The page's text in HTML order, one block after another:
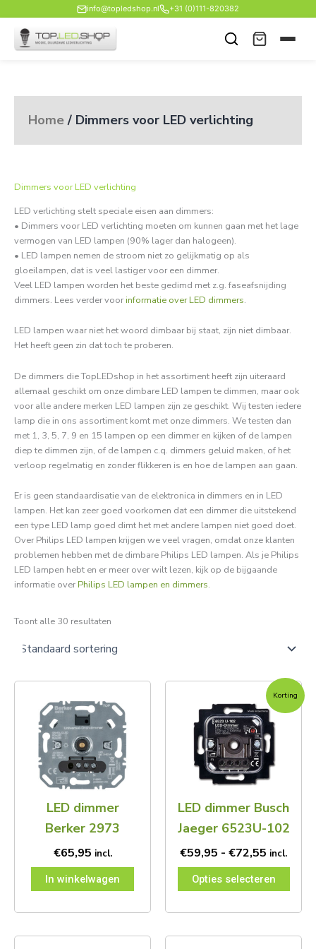
naar
inhoud
info@topledshop.nl +31 (0)111-820382
Home/ Dimmers voor LED verlichting
Dimmers voor LED verlichting
LED verlichting stelt speciale eisen aan dimmers:
• Dimmers voor LED verlichting moeten om kunnen gaan met het lage
vermogen van LED lampen (90% lager dan halogeen).
• LED lampen nemen de stroom niet zo gelijkmatig op als
gloeilampen, dat is veel lastiger voor een dimmer.
Veel LED lampen worden het beste gedimd met z.g. faseafsnijding
dimmers. Lees verder voor informatie over LED dimmers.
LED lampen waar niet het woord dimbaar bij staat, zijn niet dimbaar.
Het heeft geen zin dat toch te proberen.
De dimmers die TopLEDshop in het assortiment heeft zijn uiteraard
allemaal geschikt om onze dimbare LED lampen te dimmen, maar ook
voor alle andere merken LED lampen zijn ze geschikt. Wij testen iedere
lamp die in ons assortiment komt met onze dimmers. We testen dan
met 1, 3, 5, 7, 9 en 15 lampen op een dimmer en kijken of de lampen
diep te dimmen zijn, of de lampen c.q. dimmers geluid maken, of het
verloop regelmatig en zonder flikkeren is en hoe de lampen aan gaan.
Er is geen standaardisatie van de elektronica in dimmers en in LED
lampen. Het kan zeer goed voorkomen dat een dimmer die uitstekend
een type LED lamp goed dimt het met andere lampen niet goed doet.
Over Philips LED lampen krijgen we veel vragen, omdat onze klanten
problemen hebben met de dimbare Philips LED lampen. Als je Philips
LED lampen hebt en er meer over wilt lezen, kijk op de bijgaande
informatie over Philips LED lampen en dimmers.
Toont alle 30 resultaten
LED dimmer
Berker 2973
€65,95 incl.
In winkelwagen
Korting
LED dimmer Busch
Jaeger 6523U-102
€59,95 - €72,55
€59,95
tot
€72,55
incl.
Opties selecteren
product
heeft
meerdere
variaties.
Deze
optie
gekozen
worden
op
de
productpagina
Prijsklasse: